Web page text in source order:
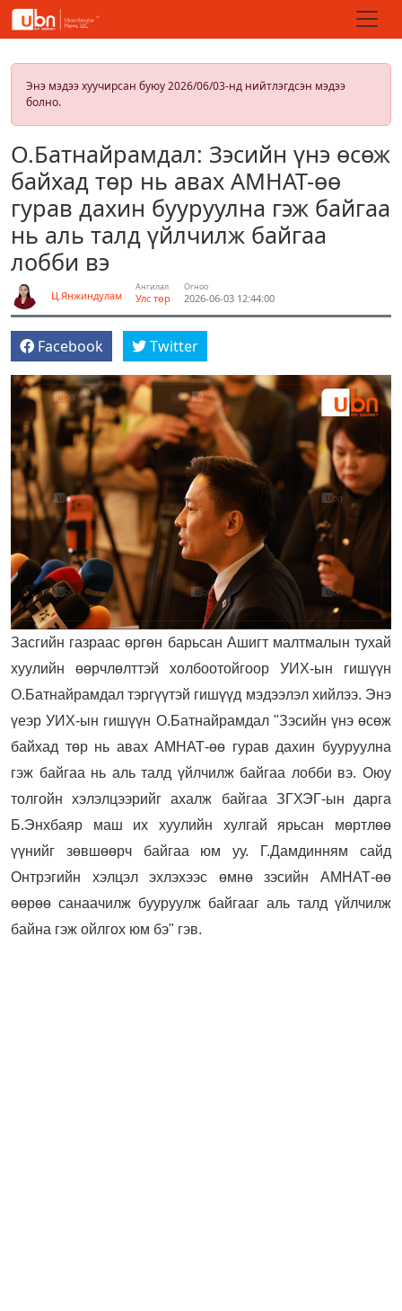
Энэ мэдээ хуучирсан буюу 2026/06/03-нд нийтлэгдсэн мэдээ
болно.
О.Батнайрамдал: Зэсийн үнэ өсөж
байхад төр нь авах АМНАТ-өө
гурав дахин бууруулна гэж байгаа
нь аль талд үйлчилж байгаа
лобби вэ
Ц.Янжиндулам
Ангилал
Улс төр
Огноо
2026-06-03 12:44:00
Facebook Twitter
Засгийн газраас өргөн барьсан Ашигт малтмалын тухай
хуулийн өөрчлөлттэй холбоотойгоор УИХ-ын гишүүн
О.Батнайрамдал тэргүүтэй гишүүд мэдээлэл хийлээ. Энэ
үеэр УИХ-ын гишүүн О.Батнайрамдал "Зэсийн үнэ өсөж
байхад төр нь авах АМНАТ-өө гурав дахин бууруулна
гэж байгаа нь аль талд үйлчилж байгаа лобби вэ. Оюу
толгойн хэлэлцээрийг ахалж байгаа ЗГХЭГ-ын дарга
Б.Энхбаяр маш их хуулийн хулгай ярьсан мөртлөө
үүнийг зөвшөөрч байгаа юм уу. Г.Дамдинням сайд
Онтрэгийн хэлцэл эхлэхээс өмнө зэсийн АМНАТ-өө
өөрөө санаачилж бууруулж байгааг аль талд үйлчилж
байна гэж ойлгох юм бэ" гэв.